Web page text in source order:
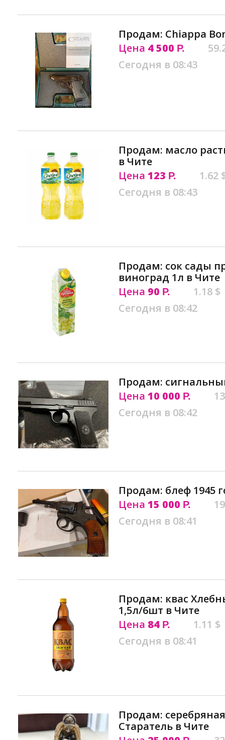
Продам: Chiappa
Цена 4 500 Р.
Сегодня в 08:43
Продам: масло
в Чите
Цена 123 Р.
1.62
Сегодня в 08:43
Продам: сок сады
виноград 1л в Чите
Цена 90 Р.
1.18 $
Сегодня в 08:42
Продам:
Цена 10 000 Р.
Сегодня в 08:42
Продам: блеф 1945
Цена 15 000 Р.
Сегодня в 08:41
Продам: квас
1,5л/6шт в Чите
Цена 84 Р.
1.11 $
Сегодня в 08:41
Продам: серебряная
Старатель в Чите